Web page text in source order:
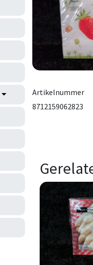
Artikelnummer
8712159062823